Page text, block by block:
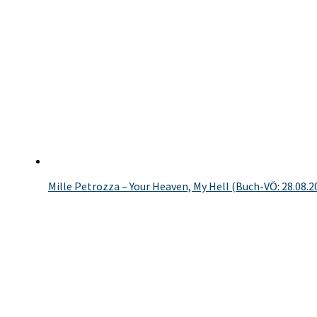
Mille Petrozza – Your Heaven, My Hell (Buch-VÖ: